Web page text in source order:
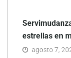
estrellas en
agosto 7,